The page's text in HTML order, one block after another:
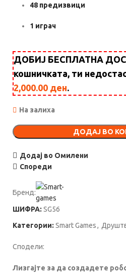
48 предизвици
1 играч
ДОБИЈ БЕСПЛАТНА
кошничката, ти
2,000.00 ден.
На залиха
ДОДАЈ ВО
Додај во Омилени
Спореди
Бренд:
ШИФРА: SG56
Категории: Smart Games,
Сподели:
Лизгајте за да создадете